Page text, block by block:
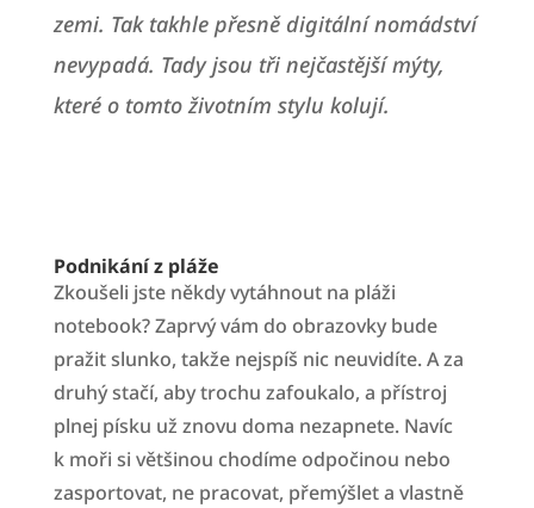
zemi. Tak takhle přesně digitální nomádství
nevypadá. Tady jsou tři nejčastější mýty,
které o tomto životním stylu kolují.
Podnikání z pláže
Zkoušeli jste někdy vytáhnout na pláži
notebook? Zaprvý vám do obrazovky bude
pražit slunko, takže nejspíš nic neuvidíte. A za
druhý stačí, aby trochu zafoukalo, a přístroj
plnej písku už znovu doma nezapnete. Navíc
k moři si většinou chodíme odpočinou nebo
zasportovat, ne pracovat, přemýšlet a vlastně